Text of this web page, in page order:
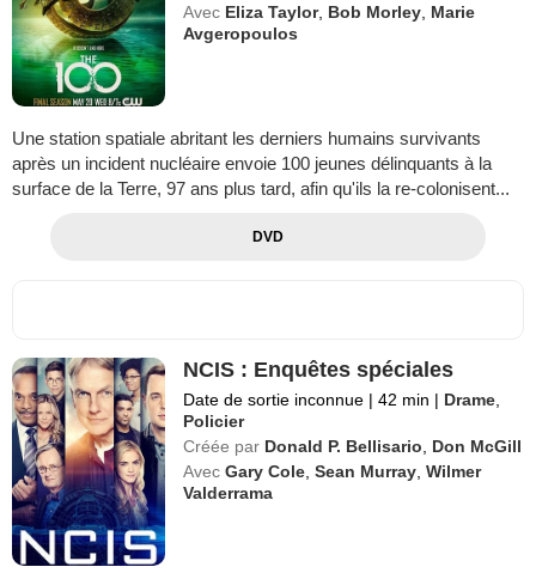
Avec Eliza Taylor, Bob Morley Marie
Avgeropoulos
Une station spatiale abritant les derniers humains survivants
après un incident nucléaire envoie 100 jeunes délinquants à la
surface de la Terre, 97 ans plus tard, afin qu'ils la re-colonisent...
DVD
NCIS : Enquêtes spéciales
Date de sortie inconnue | 42 min | Drame
Policier
Créée par Donald P. Bellisario
Don McGill
Avec Gary Cole ,Sean Murray ,Wilmer
Valderrama